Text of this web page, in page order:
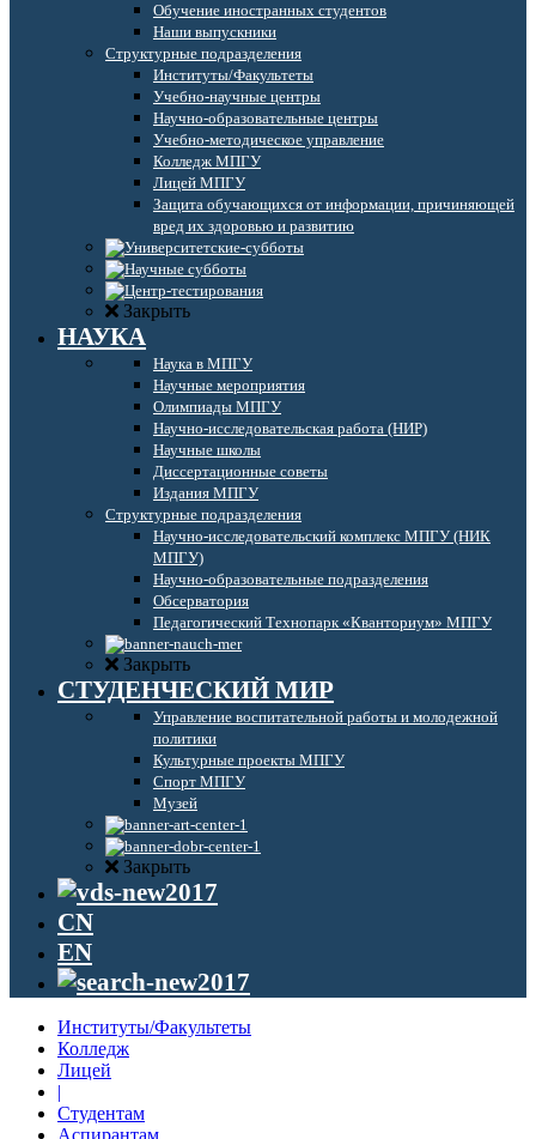
Обучение иностранных студентов
Наши выпускники
Структурные подразделения
Институты/Факультеты
Учебно-научные центры
Научно-образовательные центры
Учебно-методическое управление
Колледж МПГУ
Лицей МПГУ
Защита обучающихся от информации, причиняющей
вред их здоровью и развитию
Закрыть
НАУКА
Наука в МПГУ
Научные мероприятия
Олимпиады МПГУ
Научно-исследовательская работа (НИР)
Научные школы
Диссертационные советы
Издания МПГУ
Структурные подразделения
Научно-исследовательский комплекс МПГУ (НИК
МПГУ)
Научно-образовательные подразделения
Обсерватория
Педагогический Технопарк «Кванториум» МПГУ
Закрыть
СТУДЕНЧЕСКИЙ МИР
Управление воспитательной работы и молодежной
политики
Культурные проекты МПГУ
Спорт МПГУ
Музей
Закрыть
CN
EN
Институты/Факультеты
Колледж
Лицей
|
Студентам
Аспирантам